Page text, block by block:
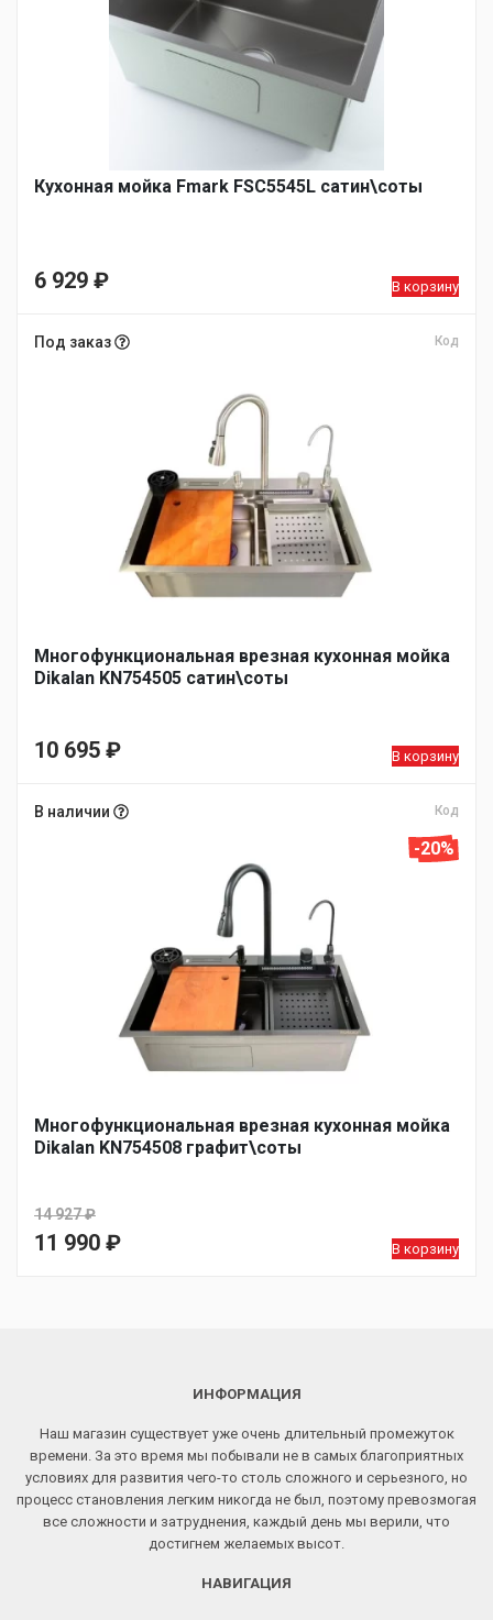
Кухонная мойка Fmark FSC5545L сатин\соты
6 929 ₽ В корзину
Под заказ Код
Многофункциональная врезная кухонная мойка
Dikalan KN754505 сатин\соты
10 695 ₽ В корзину
В наличии Код
-20%
Многофункциональная врезная кухонная мойка
Dikalan KN754508 графит\соты
14 927₽
Первоначальная
11 990 ₽
В корзину
ИНФОРМАЦИЯ
Наш магазин существует уже очень длительный промежуток
времени. За это время мы побывали не в самых благоприятных
условиях для развития чего-то столь сложного и серьезного, но
процесс становления легким никогда не был, поэтому превозмогая
все сложности и затруднения, каждый день мы верили, что
достигнем желаемых высот.
НАВИГАЦИЯ